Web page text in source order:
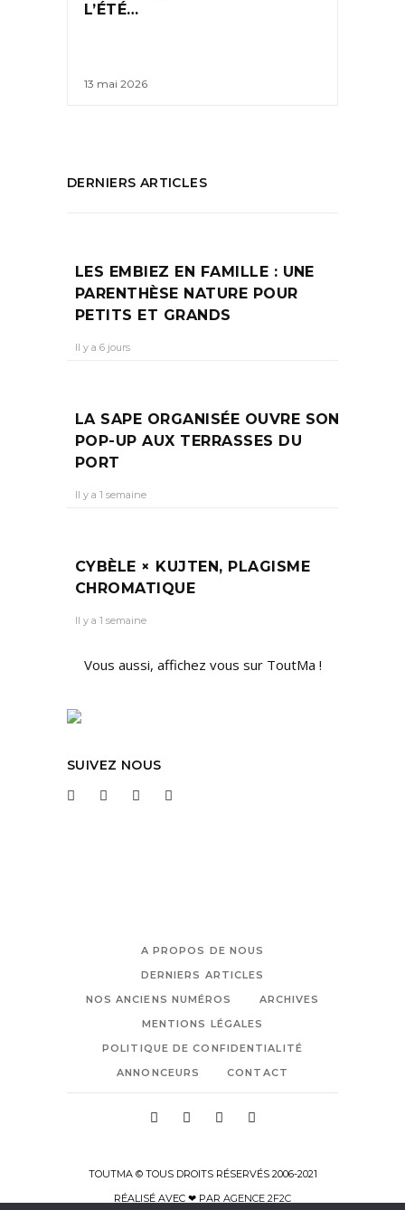
L’ÉTÉ…
13 mai 2026
DERNIERS ARTICLES
LES EMBIEZ EN FAMILLE : UNE
PARENTHÈSE NATURE POUR
PETITS ET GRANDS
Il y a 6 jours
LA SAPE ORGANISÉE OUVRE SON
POP-UP AUX TERRASSES DU
PORT
Il y a 1 semaine
CYBÈLE × KUJTEN, PLAGISME
CHROMATIQUE
Il y a 1 semaine
Vous aussi, affichez vous sur ToutMa !
SUIVEZ NOUS
A PROPOS DE NOUS
DERNIERS ARTICLES
NOS ANCIENS NUMÉROS
ARCHIVES
MENTIONS LÉGALES
POLITIQUE DE CONFIDENTIALITÉ
ANNONCEURS
CONTACT
TOUTMA © TOUS DROITS RÉSERVÉS 2006-2021
RÉALISÉ AVEC ❤ PAR AGENCE 2F2C